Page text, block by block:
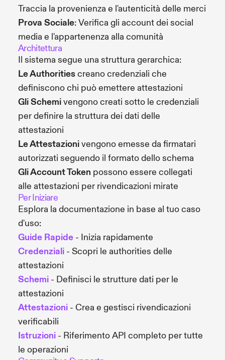
Traccia la provenienza e l'autenticità delle merci
Prova Sociale: Verifica gli account dei social
media e l'appartenenza alla comunità
Architettura
Il sistema segue una struttura gerarchica:
Le Authoritiescreano credenziali che
definiscono chi può emettere attestazioni
Gli Schemivengono creati sotto le credenziali
per definire la struttura dei dati delle
attestazioni
Le Attestazionivengono emesse da firmatari
autorizzati seguendo il formato dello schema
Gli Account Token possono essere collegati
alle attestazioni per rivendicazioni mirate
Per Iniziare
Esplora la documentazione in base al tuo caso
d'uso:
Guide Rapide - Inizia rapidamente
Credenziali - Scopri le authorities delle
attestazioni
Schemi - Definisci le strutture dati per le
attestazioni
Attestazioni - Crea e gestisci rivendicazioni
verificabili
Istruzioni - Riferimento API completo per tutte
le operazioni